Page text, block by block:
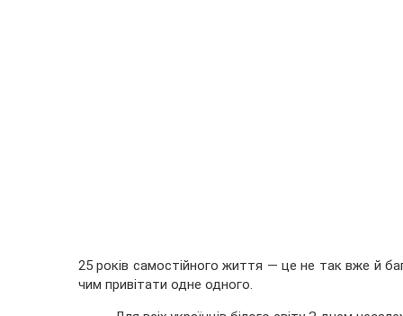
25 років самостійного життя — це не так вже й
чим привітати одне одного.